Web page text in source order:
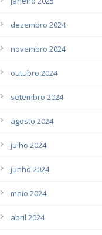
dezembro 2024
novembro 2024
outubro 2024
setembro 2024
agosto 2024
julho 2024
junho 2024
maio 2024
abril 2024